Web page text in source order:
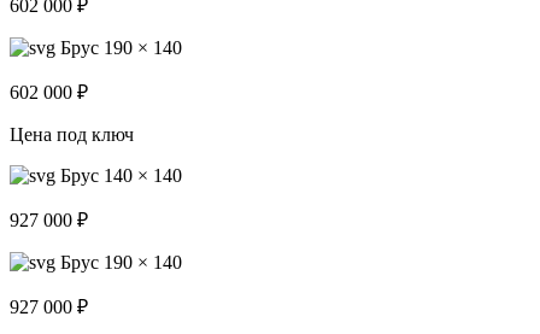
602 000 ₽
Брус 190 × 140
602 000 ₽
Цена под ключ
Брус 140 × 140
927 000 ₽
Брус 190 × 140
927 000 ₽